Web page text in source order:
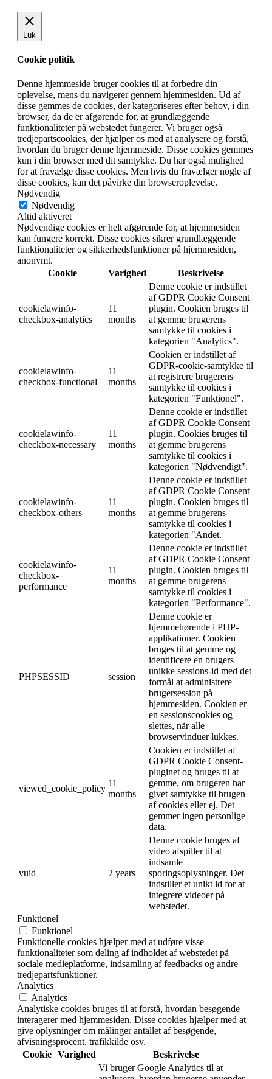
Luk
Cookie politik
Denne hjemmeside bruger cookies til at forbedre din
oplevelse, mens du navigerer gennem hjemmesiden. Ud af
disse gemmes de cookies, der kategoriseres efter behov, i din
browser, da de er afgørende for, at grundlæggende
funktionaliteter på webstedet fungerer. Vi bruger også
tredjepartscookies, der hjælper os med at analysere og forstå,
hvordan du bruger denne hjemmeside. Disse cookies gemmes
kun i din browser med dit samtykke. Du har også mulighed
for at fravælge disse cookies. Men hvis du fravælger nogle af
disse cookies, kan det påvirke din browseroplevelse.
Nødvendig
Nødvendig
Altid aktiveret
Nødvendige cookies er helt afgørende for, at hjemmesiden
kan fungere korrekt. Disse cookies sikrer grundlæggende
funktionaliteter og sikkerhedsfunktioner på hjemmesiden,
anonymt.
Cookie
Varighed Beskrivelse
cookielawinfo-
checkbox-analytics
11
months
Denne cookie er indstillet
af GDPR Cookie Consent
plugin. Cookien bruges til
at gemme brugerens
samtykke til cookies i
kategorien "Analytics".
cookielawinfo-
checkbox-functional
11
months
Cookien er indstillet af
GDPR-cookie-samtykke til
at registrere brugerens
samtykke til cookies i
kategorien "Funktionel".
cookielawinfo-
checkbox-necessary
11
months
Denne cookie er indstillet
af GDPR Cookie Consent
plugin. Cookies bruges til
at gemme brugerens
samtykke til cookies i
kategorien "Nødvendigt".
cookielawinfo-
checkbox-others
11
months
Denne cookie er indstillet
af GDPR Cookie Consent
plugin. Cookien bruges til
at gemme brugerens
samtykke til cookies i
kategorien "Andet.
cookielawinfo-
checkbox-
performance
11
months
Denne cookie er indstillet
af GDPR Cookie Consent
plugin. Cookien bruges til
at gemme brugerens
samtykke til cookies i
kategorien "Performance".
PHPSESSID session
Denne cookie er
hjemmehørende i PHP-
applikationer. Cookien
bruges til at gemme og
identificere en brugers
unikke sessions-id med det
formål at administrere
brugersession på
hjemmesiden. Cookien er
en sessionscookies og
slettes, når alle
browservinduer lukkes.
viewed_cookie_policy
11
months
Cookien er indstillet af
GDPR Cookie Consent-
pluginet og bruges til at
gemme, om brugeren har
givet samtykke til brugen
af cookies eller ej. Det
gemmer ingen personlige
data.
vuid 2 years
Denne cookie bruges af
video afspiller til at
indsamle
sporingsoplysninger. Det
indstiller et unikt id for at
integrere videoer på
webstedet.
Funktionel
Funktionel
Funktionelle cookies hjælper med at udføre visse
funktionaliteter som deling af indholdet af webstedet på
sociale medieplatforme, indsamling af feedbacks og andre
tredjepartsfunktioner.
Analytics
Analytics
Analytiske cookies bruges til at forstå, hvordan besøgende
interagerer med hjemmesiden. Disse cookies hjælper med at
give oplysninger om målinger antallet af besøgende,
afvisningsprocent, trafikkilde osv.
Cookie Varighed
Beskrivelse
Vi bruger Google Analytics til at